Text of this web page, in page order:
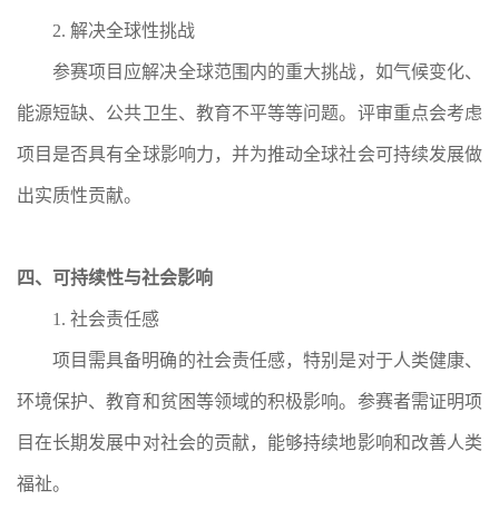
2. 解决全球性挑战
参赛项目应解决全球范围内的重大挑战，如气候变化、
能源短缺、公共卫生、教育不平等等问题。评审重点会考虑
项目是否具有全球影响力，并为推动全球社会可持续发展做
出实质性贡献。
四、可持续性与社会影响
1. 社会责任感
项目需具备明确的社会责任感，特别是对于人类健康、
环境保护、教育和贫困等领域的积极影响。参赛者需证明项
目在长期发展中对社会的贡献，能够持续地影响和改善人类
福祉。